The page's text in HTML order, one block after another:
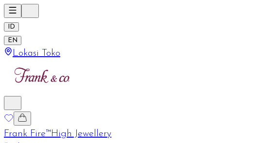
ID
EN
Lokasi Toko
Frank Fire™High Jewellery